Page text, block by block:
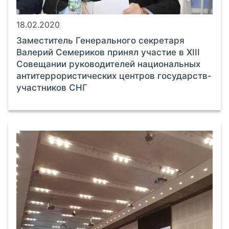
18.02.2020
Заместитель Генерального секретаря
Валерий Семериков принял участие в XIII
Совещании руководителей национальных
антитеррористических центров государств-
участников СНГ